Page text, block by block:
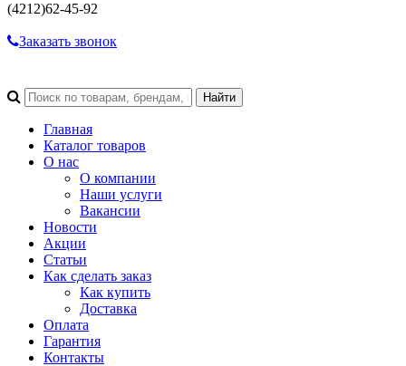
(4212)62-45-92
Заказать звонок
Главная
Каталог товаров
О нас
О компании
Наши услуги
Вакансии
Новости
Акции
Статьи
Как сделать заказ
Как купить
Доставка
Оплата
Гарантия
Контакты